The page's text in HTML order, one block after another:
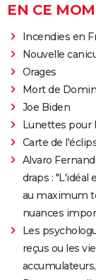
EN CE
Incendies en
Nouvelle
Orages
Mort de
Joe Biden
Lunettes pour
Carte de
Alvaro
draps : "L'idéal
au maximum
nuances
Les
reçus ou les